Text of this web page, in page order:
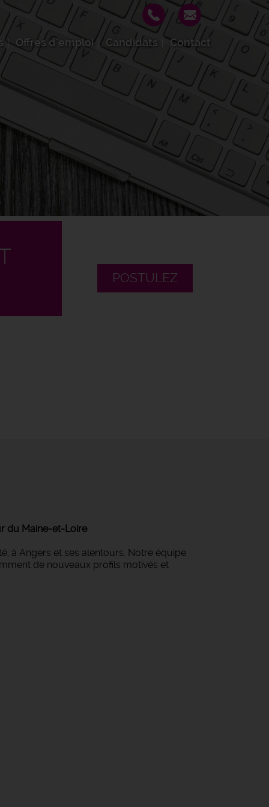
Offres d'emploi Candidats Contact
POSTULEZ
du Maine-et-Loire.
à Angers et ses alentours. Notre équipe
de nouveaux profils motivés et